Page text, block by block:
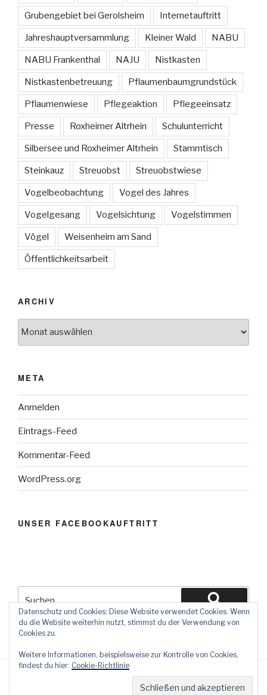
Grubengebiet bei Gerolsheim Internetauftritt
Jahreshauptversammlung Kleiner Wald NABU
NABU Frankenthal NAJU Nistkasten
Nistkastenbetreuung Pflaumenbaumgrundstück
Pflaumenwiese Pflegeaktion Pflegeeinsatz
Presse Roxheimer Altrhein Schulunterricht
Silbersee und Roxheimer Altrhein Stammtisch
Steinkauz Streuobst Streuobstwiese
Vogelbeobachtung Vogel des Jahres
Vogelgesang Vogelsichtung Vogelstimmen
Vögel Weisenheim am Sand
Öffentlichkeitsarbeit
ARCHIV
Archiv
META
Anmelden
Eintrags-Feed
Kommentar-Feed
WordPress.org
UNSER FACEBOOKAUFTRITT
nach:
Suchen
Datenschutz und Cookies: Diese Website verwendet Cookies. Wenn
du die Website weiterhin nutzt, stimmst du der Verwendung von
Cookies zu.
Weitere Informationen, beispielsweise zur Kontrolle von Cookies,
findest du hier: Cookie-Richtlinie
Stolz präsentiert von WordPress